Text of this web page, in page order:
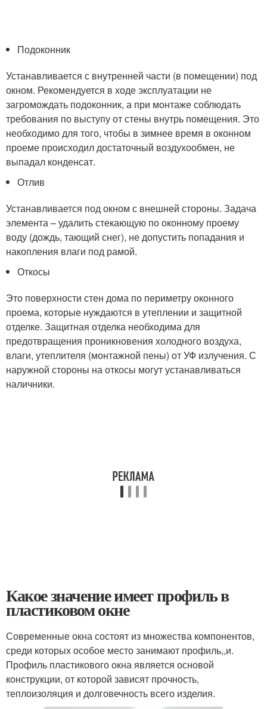
Подоконник
Устанавливается с внутренней части (в помещении) под
окном. Рекомендуется в ходе эксплуатации не
загромождать подоконник, а при монтаже соблюдать
требования по выступу от стены внутрь помещения. Это
необходимо для того, чтобы в зимнее время в оконном
проеме происходил достаточный воздухообмен, не
выпадал конденсат.
Отлив
Устанавливается под окном с внешней стороны. Задача
элемента – удалить стекающую по оконному проему
воду (дождь, тающий снег), не допустить попадания и
накопления влаги под рамой.
Откосы
Это поверхности стен дома по периметру оконного
проема, которые нуждаются в утеплении и защитной
отделке. Защитная отделка необходима для
предотвращения проникновения холодного воздуха,
влаги, утеплителя (монтажной пены) от УФ излучения. С
наружной стороны на откосы могут устанавливаться
наличники.
Какое значение имеет профиль в
пластиковом окне
Современные окна состоят из множества компонентов,
среди которых особое место занимают профиль,,и.
Профиль пластикового окна является основой
конструкции, от которой зависят прочность,
теплоизоляция и долговечность всего изделия.